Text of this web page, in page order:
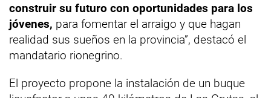
construir su futuro con oportunidades para los
jóvenes, para fomentar el arraigo y que hagan
realidad sus sueños en la provincia”, destacó el
mandatario rionegrino.
El proyecto propone la instalación de un buque